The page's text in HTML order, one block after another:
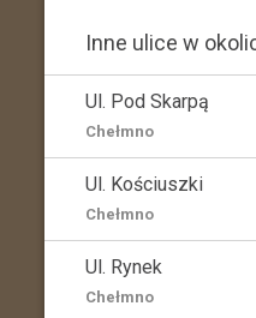
Inne ulice w
Ul. Pod Skarpą
Chełmno
Ul. Kościuszki
Chełmno
Ul. Rynek
Chełmno